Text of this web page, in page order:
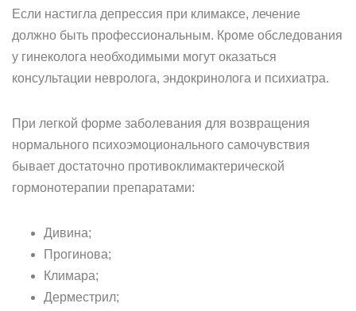
Если настигла депрессия при климаксе, лечение
должно быть профессиональным. Кроме обследования
у гинеколога необходимыми могут оказаться
консультации невролога, эндокринолога и психиатра.
При легкой форме заболевания для возвращения
нормального психоэмоционального самочувствия
бывает достаточно противоклимактерической
гормонотерапии препаратами:
Дивина;
Прогинова;
Климара;
Дерместрил;